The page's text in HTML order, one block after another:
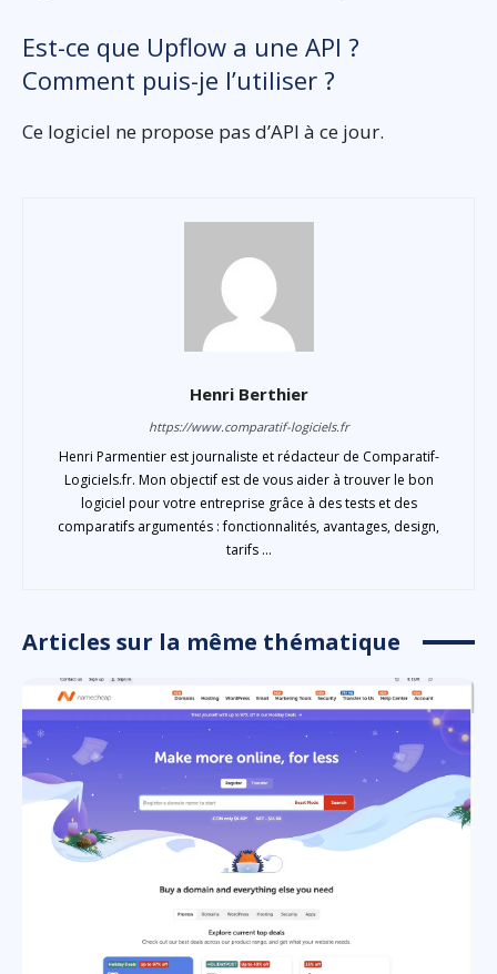
Est-ce que Upflow a une API ?
Comment puis-je l’utiliser ?
Ce logiciel ne propose pas d’API à ce jour.
Henri Berthier
https://www.comparatif-logiciels.fr
Henri Parmentier est journaliste et rédacteur de Comparatif-
Logiciels.fr. Mon objectif est de vous aider à trouver le bon
logiciel pour votre entreprise grâce à des tests et des
comparatifs argumentés : fonctionnalités, avantages, design,
tarifs ...
Articles sur la même thématique